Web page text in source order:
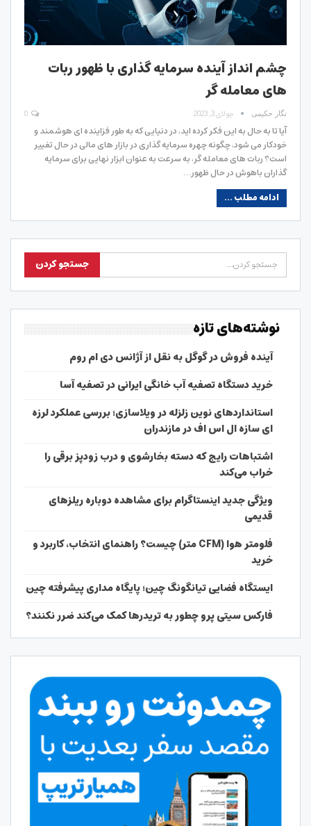
چشم انداز آینده سرمایه گذاری با ظهور ربات
های معامله گر
نگار حکیمی جولای 3, 2023
آیا تا به حال به این فکر کرده اید، در دنیایی که به طور فزاینده ای هوشمند و
خودکار می شود، چگونه چهره سرمایه گذاری در بازار های مالی در حال تغییر
است؟ ربات های معامله گر، به سرعت به عنوان ابزار نهایی برای سرمایه
گذاران باهوش در حال ظهور…
ادامه مطلب ...
نوشته‌های تازه
آینده فروش در گوگل به نقل از آژانس دی ام روم
خرید دستگاه تصفیه آب خانگی ایرانی در تصفیه آسا
استانداردهای نوین زلزله در ویلاسازی؛ بررسی عملکرد لرزه
ای سازه ال اس اف در مازندران
اشتباهات رایج که دسته بخارشوی و درب زودپز برقی را
خراب می‌کند
ویژگی جدید اینستاگرام برای مشاهده دوباره ریلزهای
قدیمی
فلومتر هوا (CFM متر) چیست؟ راهنمای انتخاب، کاربرد و
خرید
ایستگاه فضایی تیانگونگ چین؛ پایگاه مداری پیشرفته چین
فارکس سیتی پرو چطور به تریدرها کمک می‌کند ضرر نکنند؟